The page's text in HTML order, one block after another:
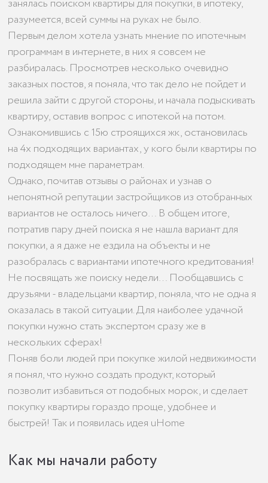
занялась поиском квартиры для покупки, в ипотеку,
разумеется, всей суммы на руках не было.
Первым делом хотела узнать мнение по ипотечным
программам в интернете, в них я совсем не
разбиралась. Просмотрев несколько очевидно
заказных постов, я поняла, что так дело не пойдет и
решила зайти с другой стороны, и начала подыскивать
квартиру, оставив вопрос с ипотекой на потом.
Ознакомившись с 15ю строящихся жк, остановилась
на 4х подходящих вариантах, у кого были квартиры по
подходящем мне параметрам.
Однако, почитав отзывы о районах и узнав о
непонятной репутации застройщиков из отобранных
вариантов не осталось ничего… В общем итоге,
потратив пару дней поиска я не нашла вариант для
покупки, а я даже не ездила на объекты и не
разобралась с вариантами ипотечного кредитования!
Не посвящать же поиску недели… Пообщавшись с
друзьями - владельцами квартир, поняла, что не одна я
оказалась в такой ситуации. Для наиболее удачной
покупки нужно стать экспертом сразу же в
нескольких сферах!
Поняв боли людей при покупке жилой недвижимости
я понял, что нужно создать продукт, который
позволит избавиться от подобных морок, и сделает
покупку квартиры гораздо проще, удобнее и
быстрей! Так и появилась идея uHome
Как мы начали работу